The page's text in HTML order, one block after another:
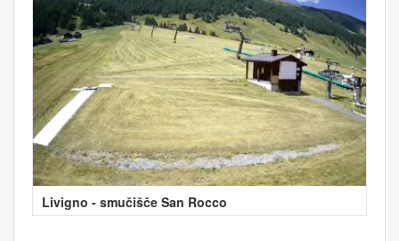
Livigno - smučišče San Rocco